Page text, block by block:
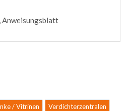
Anweisungsblatt
/ Vitrinen
Verdichterzentralen